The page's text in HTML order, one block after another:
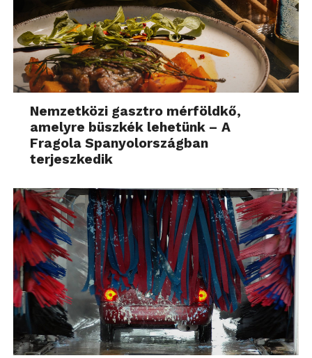
Nemzetközi gasztro mérföldkő,
amelyre büszkék lehetünk – A
Fragola Spanyolországban
terjeszkedik